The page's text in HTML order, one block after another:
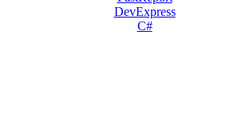
DevExpress
C#